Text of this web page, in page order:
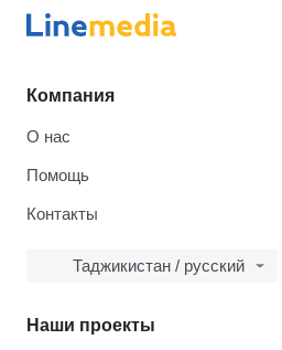
Компания
О нас
Помощь
Контакты
Таджикистан / русский
Наши проекты